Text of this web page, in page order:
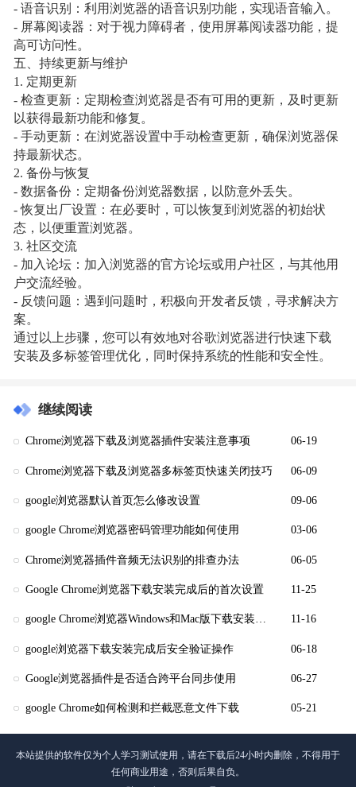
- 语音识别：利用浏览器的语音识别功能，实现语音输入。
- 屏幕阅读器：对于视力障碍者，使用屏幕阅读器功能，提
高可访问性。
五、持续更新与维护
1. 定期更新
- 检查更新：定期检查浏览器是否有可用的更新，及时更新
以获得最新功能和修复。
- 手动更新：在浏览器设置中手动检查更新，确保浏览器保
持最新状态。
2. 备份与恢复
- 数据备份：定期备份浏览器数据，以防意外丢失。
- 恢复出厂设置：在必要时，可以恢复到浏览器的初始状
态，以便重置浏览器。
3. 社区交流
- 加入论坛：加入浏览器的官方论坛或用户社区，与其他用
户交流经验。
- 反馈问题：遇到问题时，积极向开发者反馈，寻求解决方
案。
通过以上步骤，您可以有效地对谷歌浏览器进行快速下载
安装及多标签管理优化，同时保持系统的性能和安全性。
继续阅读
Chrome浏览器下载及浏览器插件安装注意事项 06-19
Chrome浏览器下载及浏览器多标签页快速关闭技巧 06-09
google浏览器默认首页怎么修改设置 09-06
google Chrome浏览器密码管理功能如何使用 03-06
Chrome浏览器插件音频无法识别的排查办法 06-05
Google Chrome浏览器下载安装完成后的首次设置 11-25
google Chrome浏览器Windows和Mac版下载安装步骤 11-16
google浏览器下载安装完成后安全验证操作 06-18
Google浏览器插件是否适合跨平台同步使用 06-27
google Chrome如何检测和拦截恶意文件下载 05-21
本站提供的软件仅为个人学习测试使用，请在下载后24小时内删除，不得用于
任何商业用途，否则后果自负。